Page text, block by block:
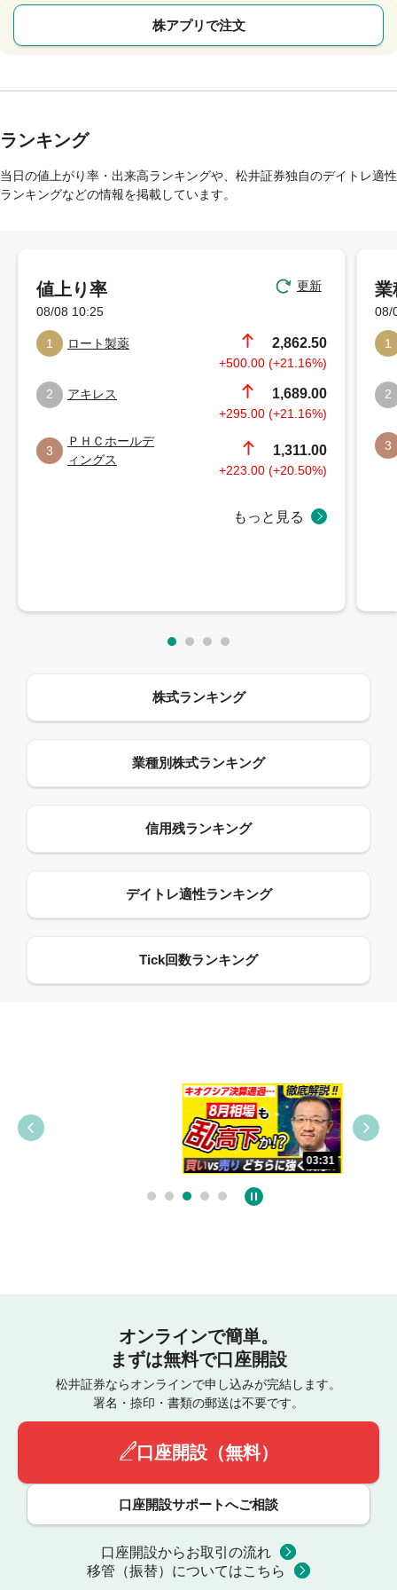
株アプリで注文
ランキング
当日の値上がり率・出来高ランキングや、松井証券独自のデイトレ適性
ランキングなどの情報を掲載しています。
03:31
オンラインで簡単。
まずは無料で口座開設
松井証券ならオンラインで申し込みが完結します。
署名・捺印・書類の郵送は不要です。
口座開設（無料）
口座開設サポートへご相談
口座開設からお取引の流れ
移管（振替）についてはこちら